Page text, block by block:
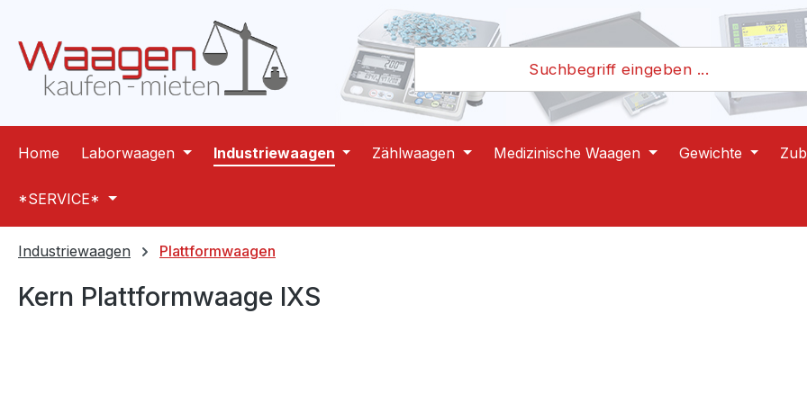
Zur Hauptnavigation springen
Home Laborwaagen Industriewaagen Zählwaagen Medizinische Waagen Gewichte
*SERVICE*
Industriewaagen Plattformwaagen
Kern Plattformwaage IXS